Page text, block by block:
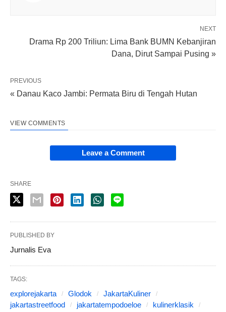
NEXT
Drama Rp 200 Triliun: Lima Bank BUMN Kebanjiran
Dana, Dirut Sampai Pusing »
PREVIOUS
« Danau Kaco Jambi: Permata Biru di Tengah Hutan
VIEW COMMENTS
Leave a Comment
SHARE
PUBLISHED BY
Jurnalis Eva
TAGS:
explorejakarta Glodok
JakartaKuliner
jakartastreetfood
jakartatempodoeloe
kulinerklasik